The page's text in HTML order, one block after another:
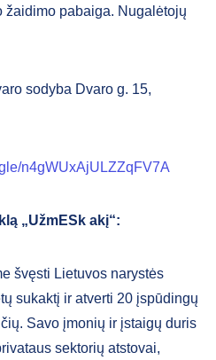
žaidimo pabaiga. Nugalėtojų
sodyba Dvaro g. 15,
n4gWUxAjULZZqFV7A
„UžmESk akį“:
švęsti Lietuvos narystės
sukaktį ir atverti 20 įspūdingų
Savo įmonių ir įstaigų duris
sektorių atstovai,